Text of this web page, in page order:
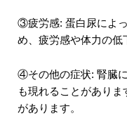
③疲労感: 蛋白尿によ
め、疲労感や体力の低
④その他の症状: 腎臓
も現れることがあり
があります。